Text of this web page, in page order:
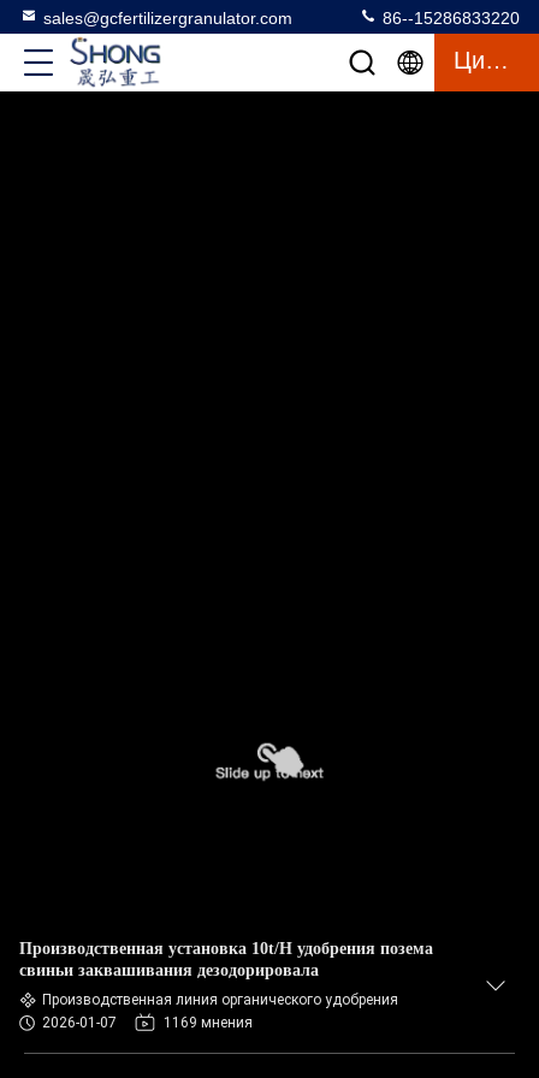
sales@gcfertilizergranulator.com 86--15286833220
Цитата
Производственная установка 10t/H удобрения позема
свиньи заквашивания дезодорировала
Производственная линия органического удобрения
2026-01-07
1169 мнения